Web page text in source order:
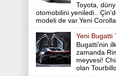
Toyota,
otomobilini yeniledi..
modeli de var.Yeni
Yeni Bugatti
Bugatti'nin
zamanda
meyvesi!
olan